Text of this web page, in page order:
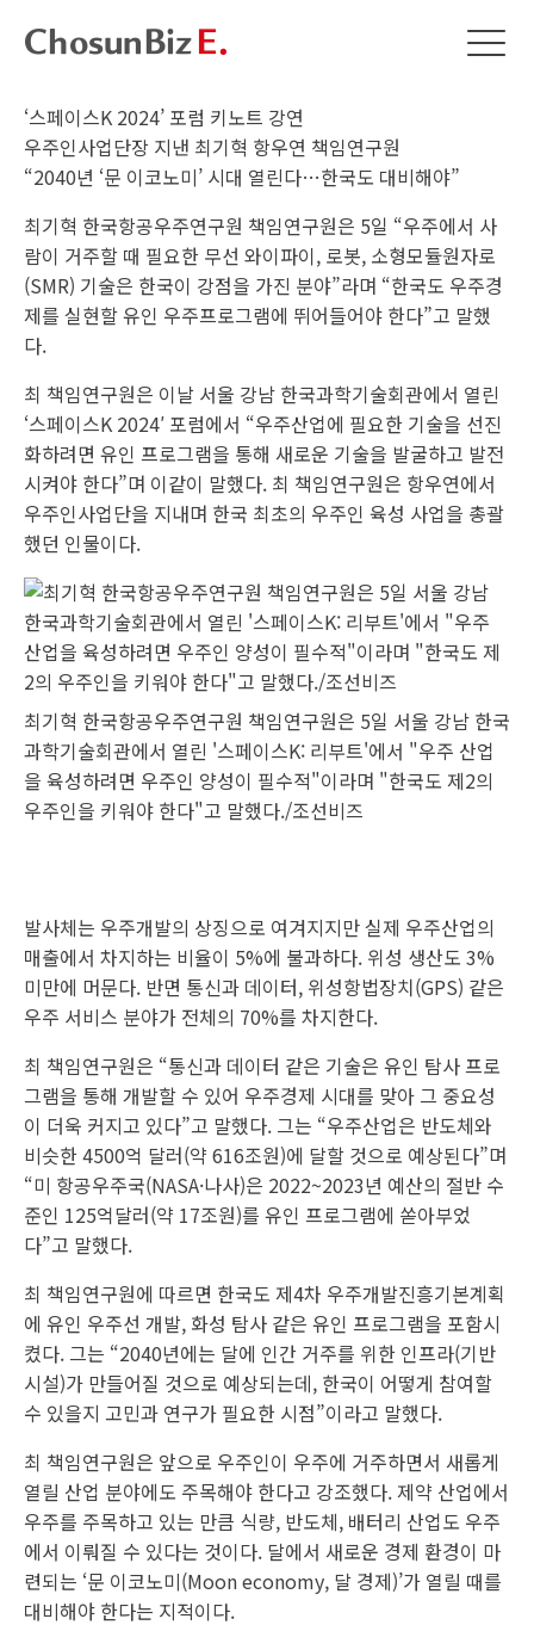
‘스페이스K 2024’ 포럼 키노트 강연
우주인사업단장 지낸 최기혁 항우연 책임연구원
“2040년 ‘문 이코노미’ 시대 열린다…한국도 대비해야”
최기혁 한국항공우주연구원 책임연구원은 5일 “우주에서 사
람이 거주할 때 필요한 무선 와이파이, 로봇, 소형모듈원자로
(SMR) 기술은 한국이 강점을 가진 분야”라며 “한국도 우주경
제를 실현할 유인 우주프로그램에 뛰어들어야 한다”고 말했
다.
최 책임연구원은 이날 서울 강남 한국과학기술회관에서 열린
‘스페이스K 2024′ 포럼에서 “우주산업에 필요한 기술을 선진
화하려면 유인 프로그램을 통해 새로운 기술을 발굴하고 발전
시켜야 한다”며 이같이 말했다. 최 책임연구원은 항우연에서
우주인사업단을 지내며 한국 최초의 우주인 육성 사업을 총괄
했던 인물이다.
최기혁 한국항공우주연구원 책임연구원은 5일 서울 강남 한국
과학기술회관에서 열린 '스페이스K: 리부트'에서 "우주 산업
을 육성하려면 우주인 양성이 필수적"이라며 "한국도 제2의
우주인을 키워야 한다"고 말했다./조선비즈
발사체는 우주개발의 상징으로 여겨지지만 실제 우주산업의
매출에서 차지하는 비율이 5%에 불과하다. 위성 생산도 3%
미만에 머문다. 반면 통신과 데이터, 위성항법장치(GPS) 같은
우주 서비스 분야가 전체의 70%를 차지한다.
최 책임연구원은 “통신과 데이터 같은 기술은 유인 탐사 프로
그램을 통해 개발할 수 있어 우주경제 시대를 맞아 그 중요성
이 더욱 커지고 있다”고 말했다. 그는 “우주산업은 반도체와
비슷한 4500억 달러(약 616조원)에 달할 것으로 예상된다”며
“미 항공우주국(NASA·나사)은 2022~2023년 예산의 절반 수
준인 125억달러(약 17조원)를 유인 프로그램에 쏟아부었
다”고 말했다.
최 책임연구원에 따르면 한국도 제4차 우주개발진흥기본계획
에 유인 우주선 개발, 화성 탐사 같은 유인 프로그램을 포함시
켰다. 그는 “2040년에는 달에 인간 거주를 위한 인프라(기반
시설)가 만들어질 것으로 예상되는데, 한국이 어떻게 참여할
수 있을지 고민과 연구가 필요한 시점”이라고 말했다.
최 책임연구원은 앞으로 우주인이 우주에 거주하면서 새롭게
열릴 산업 분야에도 주목해야 한다고 강조했다. 제약 산업에서
우주를 주목하고 있는 만큼 식량, 반도체, 배터리 산업도 우주
에서 이뤄질 수 있다는 것이다. 달에서 새로운 경제 환경이 마
련되는 ‘문 이코노미(Moon economy, 달 경제)’가 열릴 때를
대비해야 한다는 지적이다.